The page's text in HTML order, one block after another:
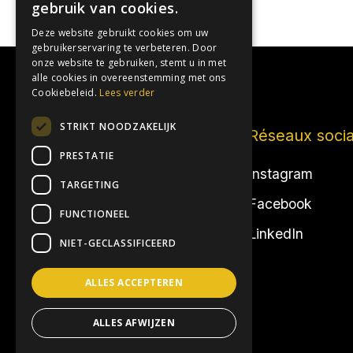

3 de haut
Événements d'entreprise
Événements privés
Emplacements
Réseaux
Instagram
Facebook
LinkedIn
gebruik van cookies.
Deze website gebruikt cookies om uw
gebruikerservaring te verbeteren. Door
onze website te gebruiken, stemt u in met
alle cookies in overeenstemming met ons
Cookiebeleid. Lees verder
STRIKT NOODZAKELIJK
PRESTATIE
TARGETING
FUNCTIONEEL
NIET-GECLASSIFICEERD
ALLES ACCEPTEREN
ALLES AFWIJZEN